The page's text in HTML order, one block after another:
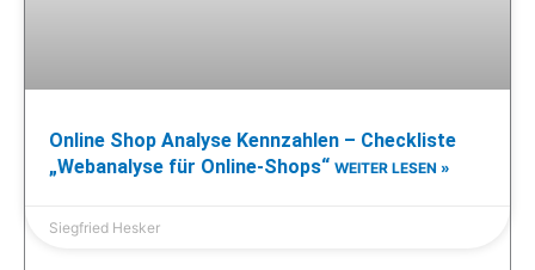
Online Shop Analyse Kennzahlen – Checkliste
„Webanalyse für Online-Shops“ WEITER LESEN »
Siegfried Hesker